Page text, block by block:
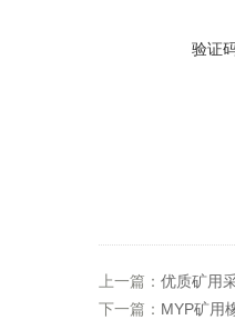
验证
上一篇： 优质矿用
下一篇： MYP矿用